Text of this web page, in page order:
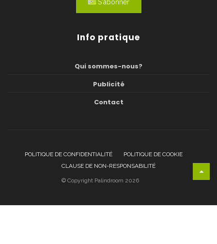
S'abonner
Info pratique
Qui sommes-nous?
Publicité
Contact
POLITIQUE DE CONFIDENTIALITÉ
POLITIQUE DE COOKIE
CLAUSE DE NON-RESPONSABILITÉ
© Copyright Palindroom 2026